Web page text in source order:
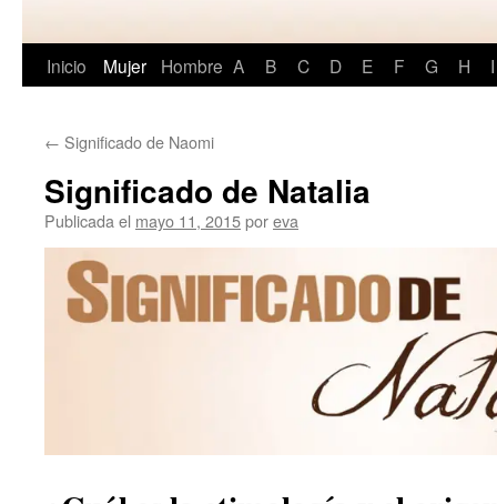
Inicio Mujer Hombre A B C D E F G H I
← Significado de Naomi
Significado de Natalia
Publicada el mayo 11, 2015poreva